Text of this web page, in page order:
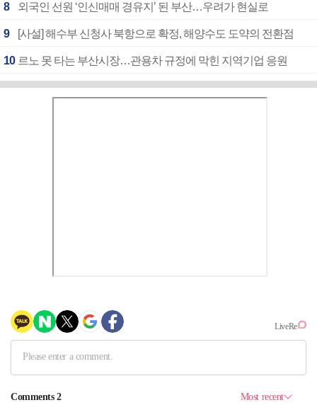
8 외국인 선원 ‘인신매매 경유지’ 된 부산…우려가 현실로
9 [사설] 해수부 신청사 북항으로 확정, 해양수도 도약의 전환점
10 르노 못 타는 부산시장…관용차 규정에 막힌 지역기업 응원